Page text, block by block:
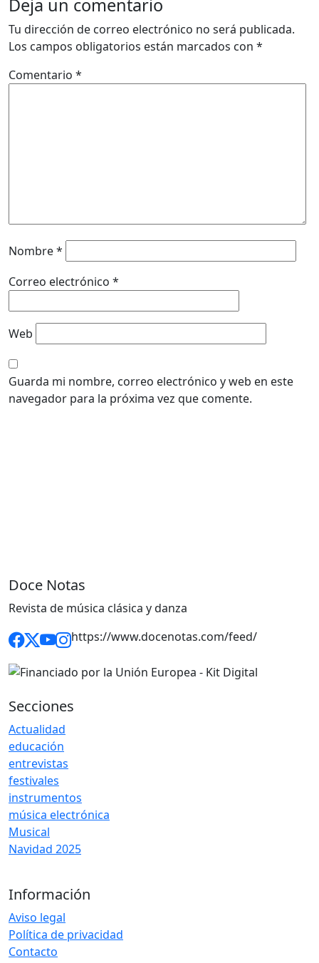
Deja un comentario
Tu dirección de correo electrónico no será publicada.
Los campos obligatorios están marcados con *
Comentario *
Nombre*
Correo electrónico *
Web
Guarda mi nombre, correo electrónico y web en este
navegador para la próxima vez que comente.
Doce Notas
Revista de música clásica y danza
https://www.docenotas.com/feed/
Secciones
Actualidad
educación
entrevistas
festivales
instrumentos
música electrónica
Musical
Navidad 2025
Información
Aviso legal
Política de privacidad
Contacto